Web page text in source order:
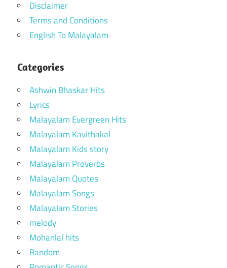
Disclaimer
Terms and Conditions
English To Malayalam
Categories
Ashwin Bhaskar Hits
Lyrics
Malayalam Evergreen Hits
Malayalam Kavithakal
Malayalam Kids story
Malayalam Proverbs
Malayalam Quotes
Malayalam Songs
Malayalam Stories
melody
Mohanlal hits
Random